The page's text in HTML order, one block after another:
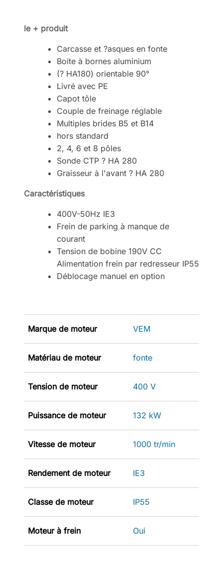
le + produit
Carcasse et ?asques en fonte
Boite à bornes aluminium
(? HA180) orientable 90°
Livré avec PE
Capot tôle
Couple de freinage réglable
Multiples brides B5 et B14
hors standard
2, 4, 6 et 8 pôles
Sonde CTP ? HA 280
Graisseur à l'avant ? HA 280
Caractéristiques
400V-50Hz IE3
Frein de parking à manque de
courant
Tension de bobine 190V CC
Alimentation frein par redresseur IP55
Déblocage manuel en option
Marque de moteur VEM
Matériau de moteur fonte
Tension de moteur 400 V
Puissance de moteur 132 kW
Vitesse de moteur 1000 tr/min
Rendement de moteur IE3
Classe de moteur IP55
Moteur à frein Oui